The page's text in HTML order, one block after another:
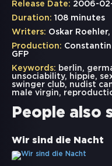
Release Date: 2006-
Duration: 108 minutes
Writers: Oskar
Production: Constantin
GFP
Keywords: berlin,
unsociability, hippie,
swinger club, nudist
male virgin,
People also
Wir sind die Nacht